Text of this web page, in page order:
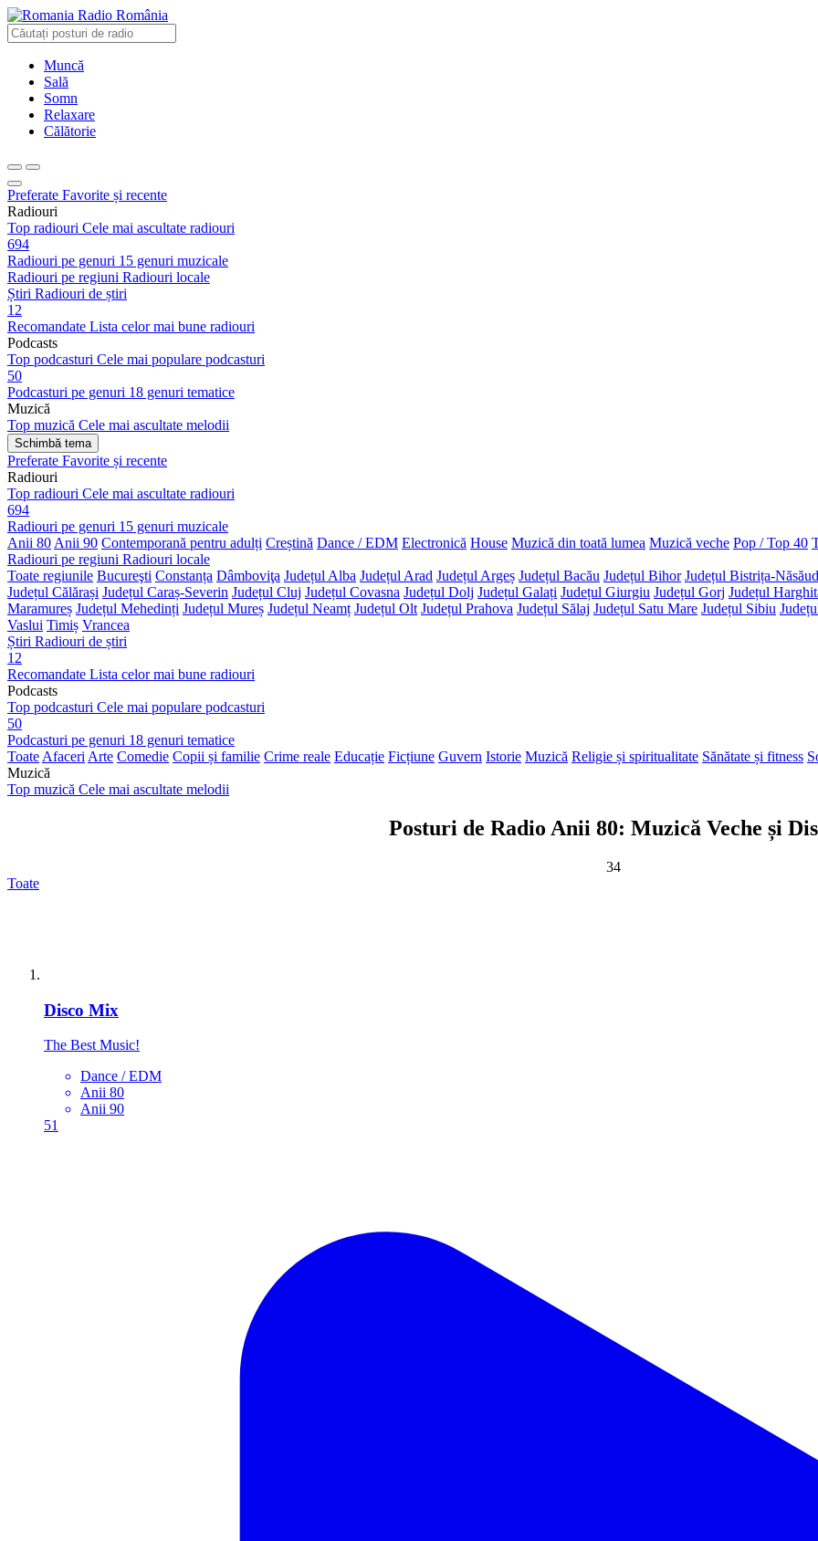
Radio România
Muncă
Sală
Somn
Relaxare
Călătorie
Preferate Favorite și recente
Radiouri
Top radiouri Cele mai ascultate radiouri
694
Radiouri pe genuri 15 genuri muzicale
Radiouri pe regiuni Radiouri locale
Știri Radiouri de știri
12
Recomandate Lista celor mai bune radiouri
Podcasts
Top podcasturi Cele mai populare podcasturi
50
Podcasturi pe genuri 18 genuri tematice
Muzică
Top muzică Cele mai ascultate melodii
Schimbă tema
Preferate Favorite și recente
Radiouri
Top radiouri Cele mai ascultate radiouri
694
Radiouri pe genuri 15 genuri muzicale
Anii 80 Anii 90 Contemporană pentru adulți Creștină Dance / EDM Electronică House Muzică din toată lumea Muzică veche Pop / Top 40
Radiouri pe regiuni Radiouri locale
Toate regiunile Bucureşti Constanța Dâmboviţa Județul Alba Județul Arad Județul Argeș Județul Bacău Județul Bihor Județul Bistrița-Năsăud
Județul Călărași Județul Caraș-Severin Județul Cluj Județul Covasna Județul Dolj Județul Galați Județul Giurgiu Județul Gorj Județul
Maramureș Județul Mehedinți Județul Mureș Județul Neamț Județul Olt Județul Prahova Județul Sălaj Județul Satu Mare Județul Sibiu
Vaslui Timiș Vrancea
Știri Radiouri de știri
12
Recomandate Lista celor mai bune radiouri
Podcasts
Top podcasturi Cele mai populare podcasturi
50
Podcasturi pe genuri 18 genuri tematice
Toate Afaceri Arte Comedie Copii și familie Crime reale Educație Ficțiune Guvern Istorie Muzică Religie și spiritualitate Sănătate și fitness
Muzică
Top muzică Cele mai ascultate melodii
Posturi de Radio Anii 80: Muzică Veche și
34
Toate
Disco Mix
The Best Music!
Dance / EDM
Anii 80
Anii 90
51